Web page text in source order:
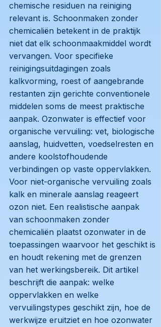
chemische residuen na reiniging
relevant is. Schoonmaken zonder
chemicaliën betekent in de praktijk
niet dat elk schoonmaakmiddel wordt
vervangen. Voor specifieke
reinigingsuitdagingen zoals
kalkvorming, roest of aangebrande
restanten zijn gerichte conventionele
middelen soms de meest praktische
aanpak. Ozonwater is effectief voor
organische vervuiling: vet, biologische
aanslag, huidvetten, voedselresten en
andere koolstofhoudende
verbindingen op vaste oppervlakken.
Voor niet-organische vervuiling zoals
kalk en minerale aanslag reageert
ozon niet. Een realistische aanpak
van schoonmaken zonder
chemicaliën plaatst ozonwater in de
toepassingen waarvoor het geschikt is
en houdt rekening met de grenzen
van het werkingsbereik. Dit artikel
beschrijft die aanpak: welke
oppervlakken en welke
vervuilingstypes geschikt zijn, hoe de
werkwijze eruitziet en hoe ozonwater